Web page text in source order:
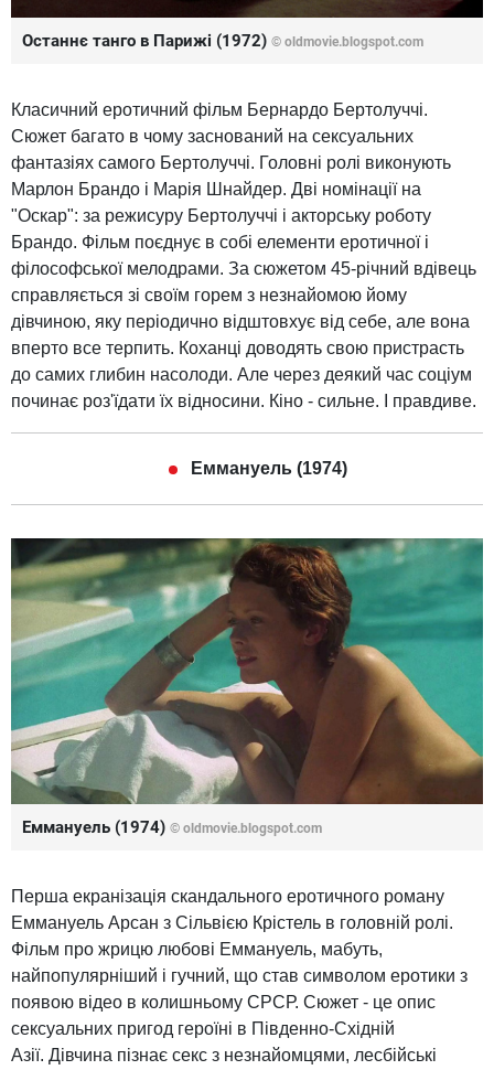
Останнє танго в Парижі (1972) © oldmovie.blogspot.com
Класичний еротичний фільм Бернардо Бертолуччі.
Сюжет багато в чому заснований на сексуальних
фантазіях самого Бертолуччі. Головні ролі виконують
Марлон Брандо і Марія Шнайдер. Дві номінації на
"Оскар": за режисуру Бертолуччі і акторську роботу
Брандо. Фільм поєднує в собі елементи еротичної і
філософської мелодрами. За сюжетом 45-річний вдівець
справляється зі своїм горем з незнайомою йому
дівчиною, яку періодично відштовхує від себе, але вона
вперто все терпить. Коханці доводять свою пристрасть
до самих глибин насолоди. Але через деякий час соціум
починає роз'їдати їх відносини. Кіно - сильне. І правдиве.
Еммануель (1974)
Еммануель (1974) © oldmovie.blogspot.com
Перша екранізація скандального еротичного роману
Еммануель Арсан з Сільвією Крістель в головній ролі.
Фільм про жрицю любові Еммануель, мабуть,
найпопулярніший і гучний, що став символом еротики з
появою відео в колишньому СРСР. Сюжет - це опис
сексуальних пригод героїні в Південно-Східній
Азії. Дівчина пізнає секс з незнайомцями, лесбійські